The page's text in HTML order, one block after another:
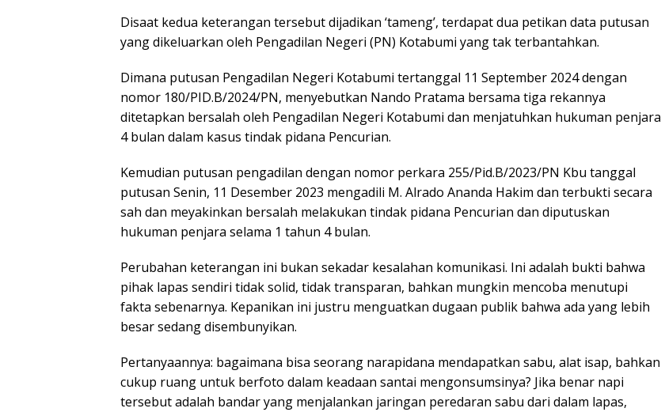
Disaat kedua keterangan tersebut dijadikan ‘tameng’, terdapat dua petikan data putusan
yang dikeluarkan oleh Pengadilan Negeri (PN) Kotabumi yang tak terbantahkan.
Dimana putusan Pengadilan Negeri Kotabumi tertanggal 11 September 2024 dengan
nomor 180/PID.B/2024/PN, menyebutkan Nando Pratama bersama tiga rekannya
ditetapkan bersalah oleh Pengadilan Negeri Kotabumi dan menjatuhkan hukuman penjara
4 bulan dalam kasus tindak pidana Pencurian.
Kemudian putusan pengadilan dengan nomor perkara 255/Pid.B/2023/PN Kbu tanggal
putusan Senin, 11 Desember 2023 mengadili M. Alrado Ananda Hakim dan terbukti secara
sah dan meyakinkan bersalah melakukan tindak pidana Pencurian dan diputuskan
hukuman penjara selama 1 tahun 4 bulan.
Perubahan keterangan ini bukan sekadar kesalahan komunikasi. Ini adalah bukti bahwa
pihak lapas sendiri tidak solid, tidak transparan, bahkan mungkin mencoba menutupi
fakta sebenarnya. Kepanikan ini justru menguatkan dugaan publik bahwa ada yang lebih
besar sedang disembunyikan.
Pertanyaannya: bagaimana bisa seorang narapidana mendapatkan sabu, alat isap, bahkan
cukup ruang untuk berfoto dalam keadaan santai mengonsumsinya? Jika benar napi
tersebut adalah bandar yang menjalankan jaringan peredaran sabu dari dalam lapas,